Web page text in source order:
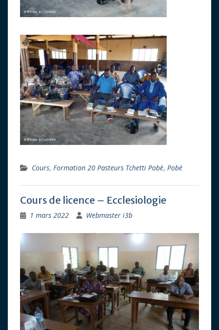
Cours, Formation 20 Pasteurs Tchetti Pobè, Pobè
Cours de licence – Ecclesiologie
1 mars 2022 Webmaster i3b